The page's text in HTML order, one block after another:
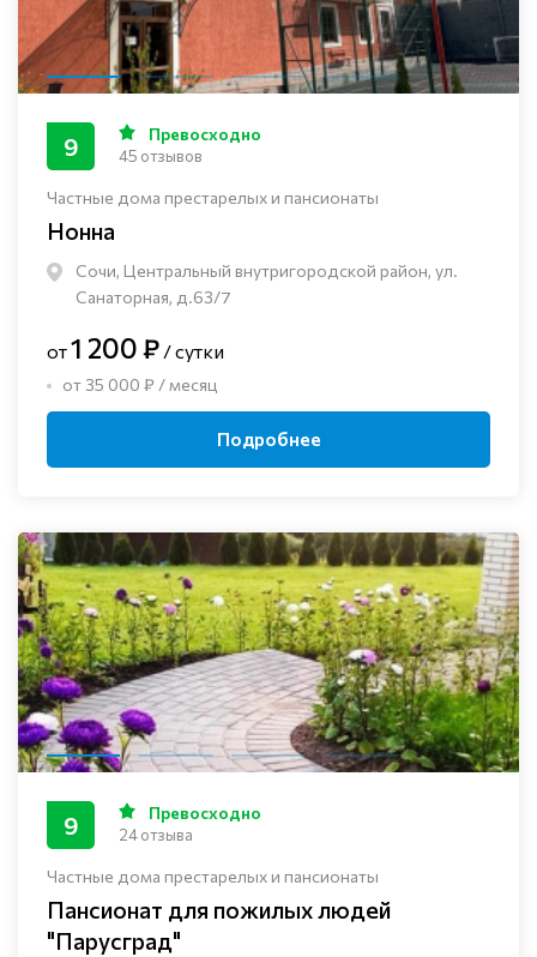
Частные дома престарелых и пансионаты
Нонна
Сочи, Центральный внутригородской район, ул.
Санаторная, д.63/7
9 Превосходно
45 отзывов
от1 200 ₽ / сутки
от 35 000 ₽ / месяц
Подробнее
Частные дома престарелых и пансионаты
Пансионат для пожилых людей
"Парусград"
9 Превосходно
24 отзыва